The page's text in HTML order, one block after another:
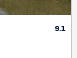
9.1